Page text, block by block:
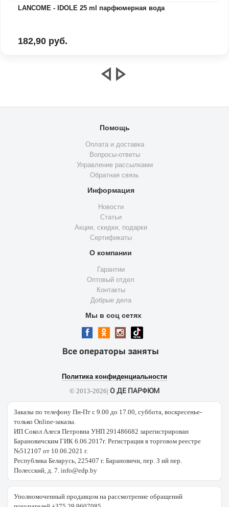
LANCOME - IDOLE 25 ml парфюмерная вода
182,90 руб.
Помощь
Оплата и доставка
Вопросы-ответы
Управление рассылками
Обратная связь
Информация
Новости
Статьи
Акции, скидки, подарки
Сертификаты
О компании
Гарантии
Оптовый отдел
Контакты
Добрые дела
Мы в соц сетях
Все операторы заняты
Политика конфиденциальности
© 2013-2026| О ДЕ ПАРФЮМ
Заказы по телефону Пн-Пт с 9.00 до 17.00, суббота, воскресенье-
только Online-заказы.
ИП Сокол Алеся Петровна УНП 291486682 зарегистрирован
Барановичским ГИК 6.06.2017г. Регистрация в торговом реестре
№512107 от 10.06.2021 г.
Республика Беларусь, 225407 г. Барановичи, пер. 3 ий пер.
Полесский, д. 7. info@edp.by
Уполномоченный продавцом на рассмотрение обращений